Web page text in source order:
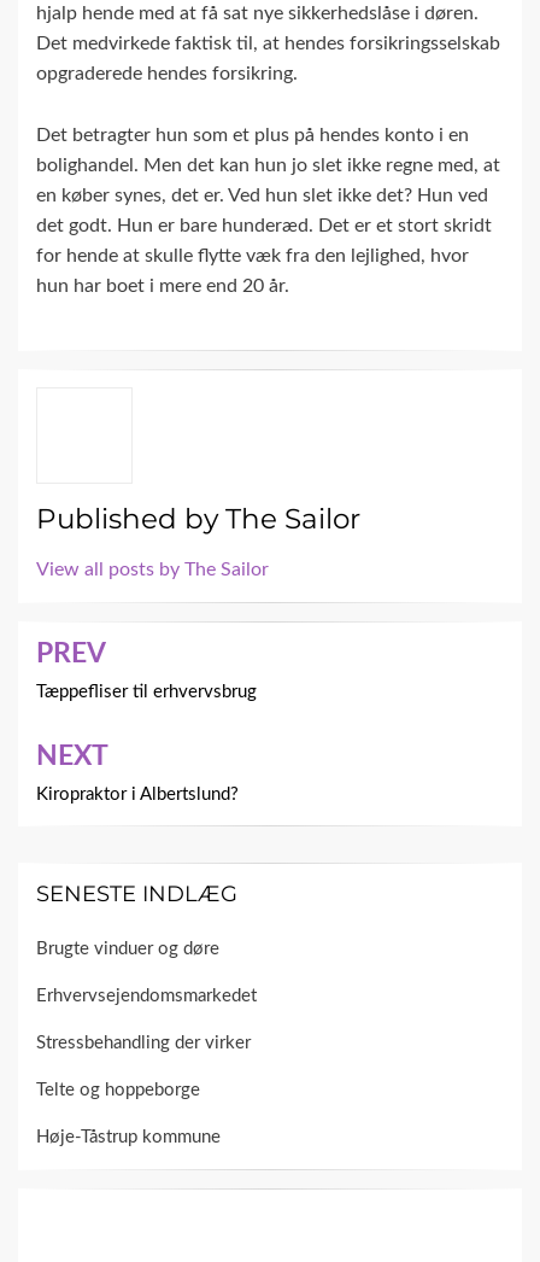
hjalp hende med at få sat nye sikkerhedslåse i døren.
Det medvirkede faktisk til, at hendes forsikringsselskab
opgraderede hendes forsikring.
Det betragter hun som et plus på hendes konto i en
bolighandel. Men det kan hun jo slet ikke regne med, at
en køber synes, det er. Ved hun slet ikke det? Hun ved
det godt. Hun er bare hunderæd. Det er et stort skridt
for hende at skulle flytte væk fra den lejlighed, hvor
hun har boet i mere end 20 år.
Published byThe Sailor
View all posts by The Sailor
Indlægsnavigation
PREV
Tæppefliser til erhvervsbrug
NEXT
Kiropraktor i Albertslund?
SENESTE INDLÆG
Brugte vinduer og døre
Erhvervsejendomsmarkedet
Stressbehandling der virker
Telte og hoppeborge
Høje-Tåstrup kommune